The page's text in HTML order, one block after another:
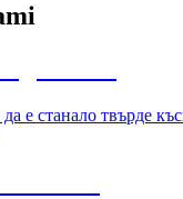
е станало твърде